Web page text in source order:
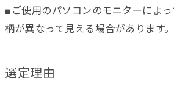
■ご使用のパソコンのモニターによ
柄が異なって見える場合があります
選定理由